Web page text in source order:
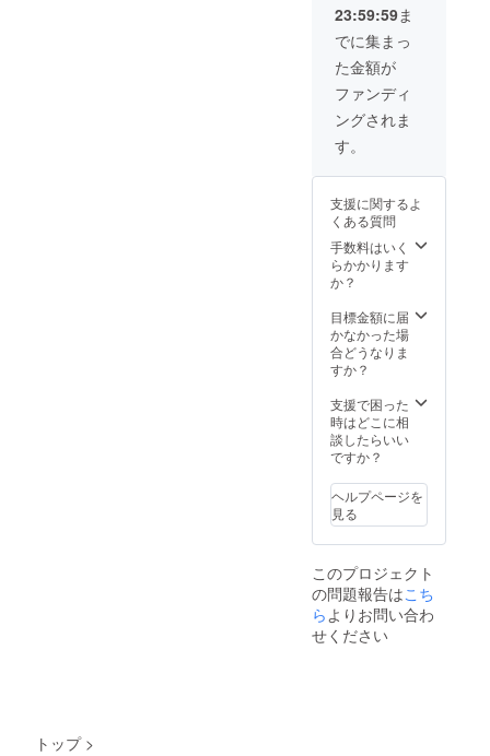
23:59:59ま
でに集まっ
た金額が
ファンディ
ングされま
す。
支援に関するよ
くある質問
手数料はいく
らかかります
か？
目標金額に届
かなかった場
合どうなりま
すか？
支援で困った
時はどこに相
談したらいい
ですか？
ヘルプページを
見る
このプロジェクト
の問題報告はこち
ら よりお問い合わ
せください
トップ >